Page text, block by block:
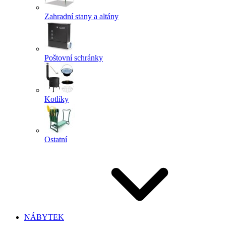
Zahradní stany a altány
Poštovní schránky
Kotlíky
Ostatní
NÁBYTEK